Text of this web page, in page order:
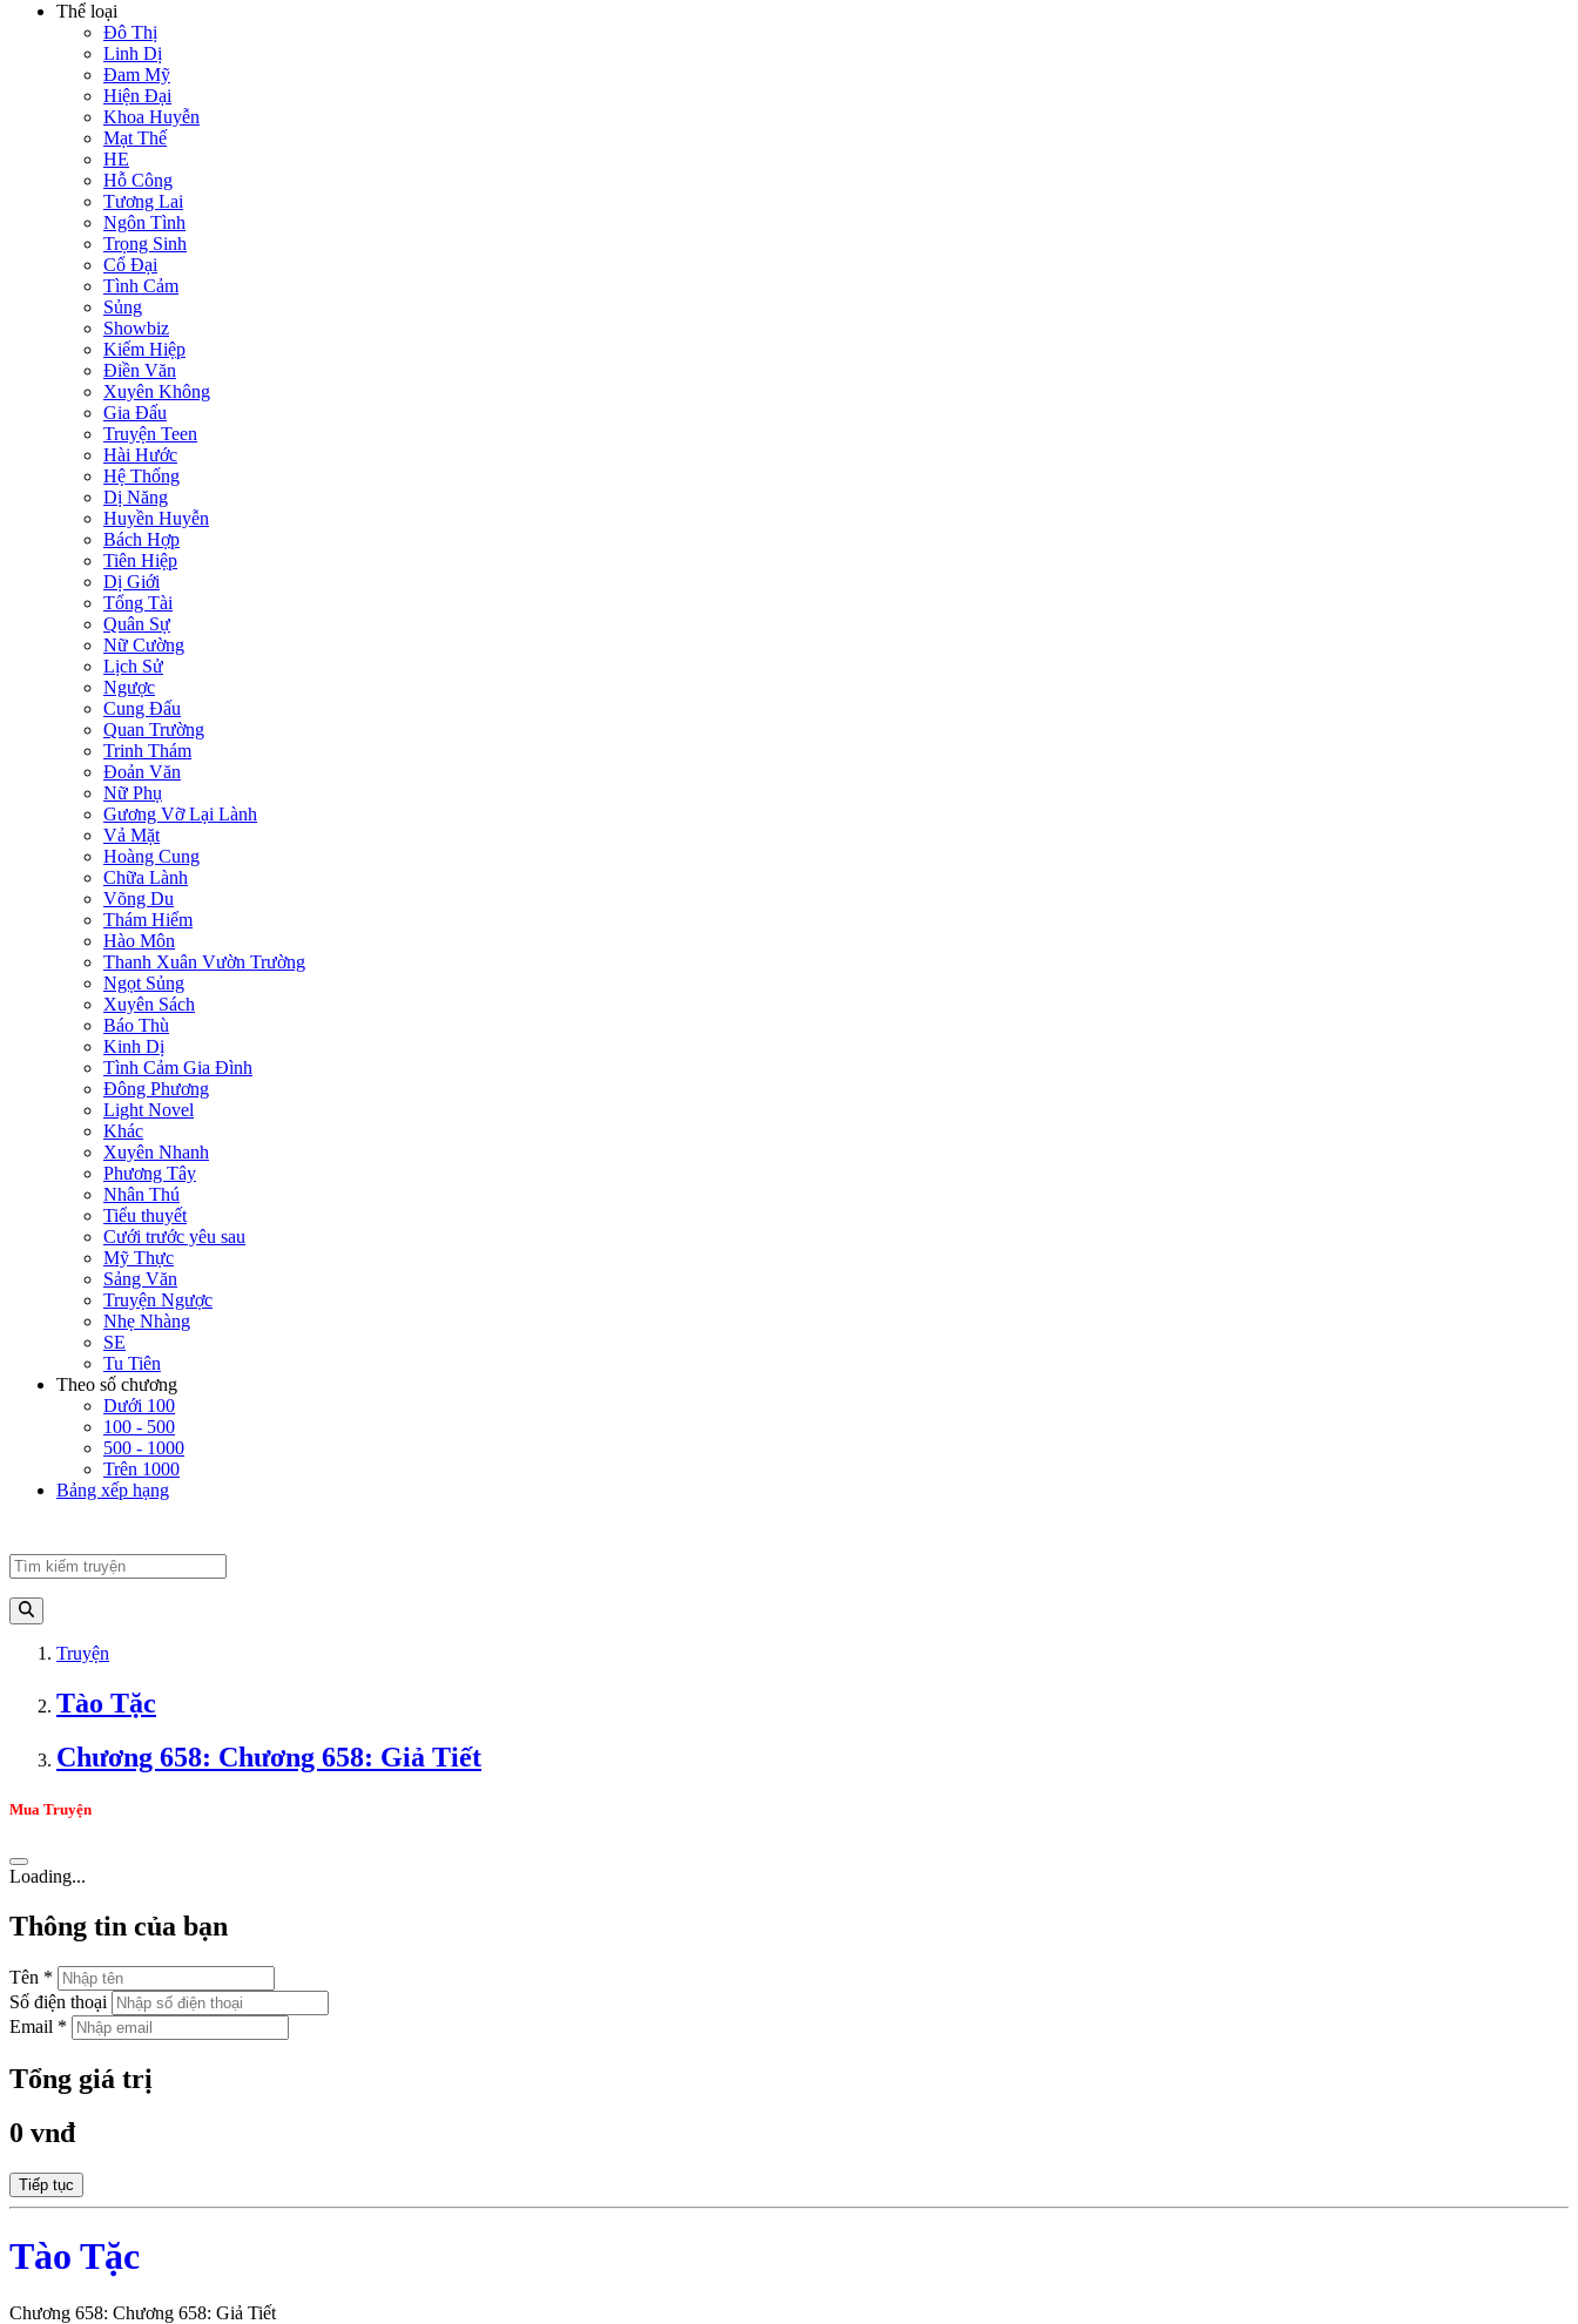
Thể loại
Đô Thị
Linh Dị
Đam Mỹ
Hiện Đại
Khoa Huyễn
Mạt Thế
HE
Hỗ Công
Tương Lai
Ngôn Tình
Trọng Sinh
Cổ Đại
Tình Cảm
Sủng
Showbiz
Kiếm Hiệp
Điền Văn
Xuyên Không
Gia Đấu
Truyện Teen
Hài Hước
Hệ Thống
Dị Năng
Huyền Huyễn
Bách Hợp
Tiên Hiệp
Dị Giới
Tổng Tài
Quân Sự
Nữ Cường
Lịch Sử
Ngược
Cung Đấu
Quan Trường
Trinh Thám
Đoản Văn
Nữ Phụ
Gương Vỡ Lại Lành
Vả Mặt
Hoàng Cung
Chữa Lành
Võng Du
Thám Hiểm
Hào Môn
Thanh Xuân Vườn Trường
Ngọt Sủng
Xuyên Sách
Báo Thù
Kinh Dị
Tình Cảm Gia Đình
Đông Phương
Light Novel
Khác
Xuyên Nhanh
Phương Tây
Nhân Thú
Tiểu thuyết
Cưới trước yêu sau
Mỹ Thực
Sảng Văn
Truyện Ngược
Nhẹ Nhàng
SE
Tu Tiên
Theo số chương
Dưới 100
100 - 500
500 - 1000
Trên 1000
Bảng xếp hạng
Truyện
Tào Tặc
Chương 658: Chương 658: Giả Tiết
Mua Truyện
Loading...
Thông tin của bạn
Tên *
Số điện thoại
Email *
Tổng giá trị
0 vnđ
Tiếp tục
Tào Tặc
Chương 658: Chương 658: Giả Tiết